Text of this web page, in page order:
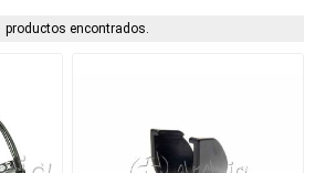
productos encontrados.